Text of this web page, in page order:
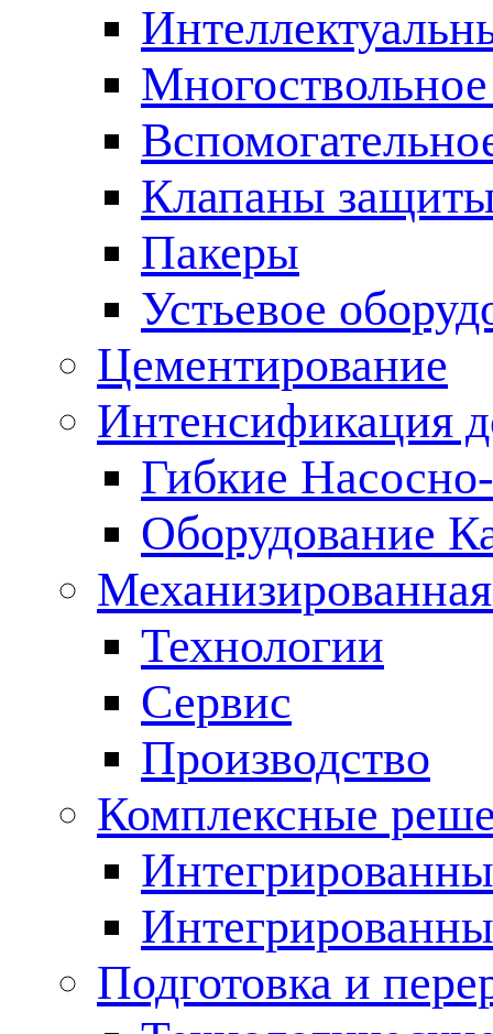
Клапаны
Пакеры
Устьевое
Цементирование
Интенсификация
Гибкие
Оборудование
Технологии
Сервис
Производство
Комплексные
Подготовка и